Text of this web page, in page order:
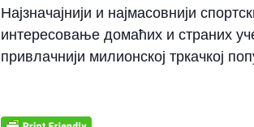
Најзначајнији и најмасовнији
интересовање домаћих и страних
привлачнији милионској тркачкој